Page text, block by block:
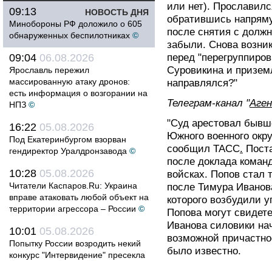
НОВОСТЬ ДНЯ
09:13
Минобороны РФ доложило о 605
обнаруженных беспилотниках ©
09:04 06.08.2026
Ярославль пережил
массированную атаку дронов:
есть информация о возгорании на
НПЗ ©
16:22 05.08.2026
Под Екатеринбургом взорван
гендиректор Уралдронзавода ©
10:28 05.08.2026
Читатели Каспаров.Ru: Украина
вправе атаковать любой объект на
территории агрессора – России ©
10:01 05.08.2026
Попытку России возродить некий
конкурс "Интервидение" пресекла
или нет).
обратившись
после снятия с
забыли. Снова
перед
Суровикина и
направлялся?"
Телеграм-канал "
"Суд арестовал
Южного военного
сообщил ТАСС.
после доклада
войсках. Попов стал
после Тимура
которого возбудили
Попова могут
Иванова силовики
возможной
было известно.